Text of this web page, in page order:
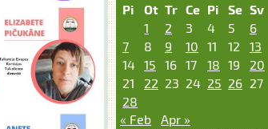
Pi
Ot Tr Ce Pi Se Sv
1
2 3 4 5
6
7
8 9 10 11 12
13
14 15 16 17 18 19
20
21
22 23 24 25 26 27
28
« Feb
Apr »